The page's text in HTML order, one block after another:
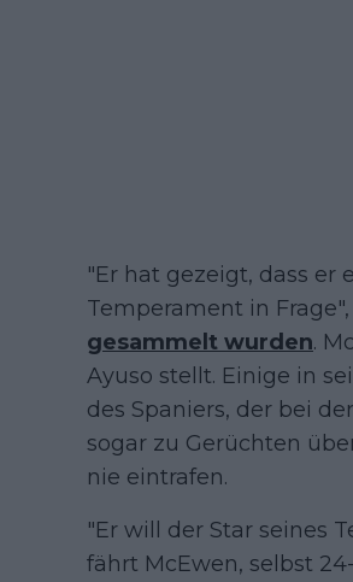
"Er hat gezeigt, dass er
Temperament in
gesammelt wurden.
Ayuso stellt. Einige in
des Spaniers, der bei
sogar zu Gerüchten
nie eintrafen.
"Er will der Star seines
fährt McEwen, selbst